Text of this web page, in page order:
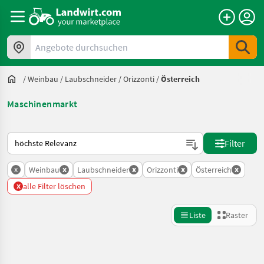
Angebote durchsuchen
/Weinbau / Laubschneider /Orizzonti /Österreich
Maschinenmarkt
So wird auf Landwirt.com sortiert
Filter
x Weinbau x Laubschneider x Orizzonti x Österreich x
x alle Filter löschen
Liste Raster